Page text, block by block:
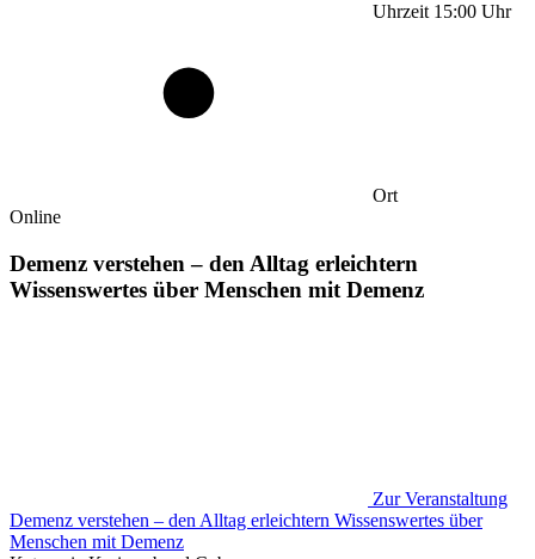
Uhrzeit 15:00 Uhr
Ort
Online
Demenz verstehen – den Alltag erleichtern
Wissenswertes über Menschen mit Demenz
Zur Veranstaltung
Demenz verstehen – den Alltag erleichtern Wissenswertes über
Menschen mit Demenz